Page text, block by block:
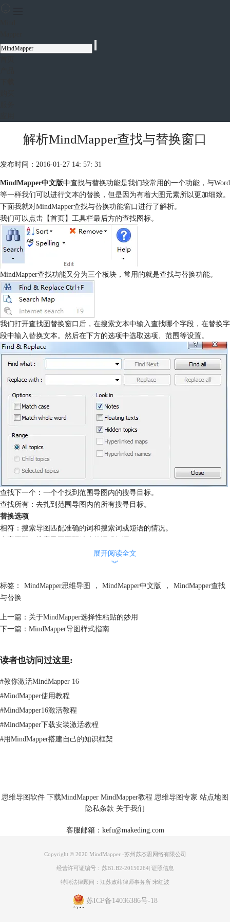
解析MindMapper查找与替换窗口
发布时间：2016-01-27 14: 57: 31
MindMapper中文版中查找与替换功能是我们较常用的一个功能，与Word
等一样我们可以进行文本的替换，但是因为有着大图元素所以更加细致。
下面我就对MindMapper查找与替换功能窗口进行了解析。
我们可以点击【首页】工具栏最后方的查找图标。
MindMapper查找功能又分为三个板块，常用的就是查找与替换功能。
我们打开查找图替换窗口后，在搜索文本中输入查找哪个字段，在替换字
段中输入替换文本。然后在下方的选项中选取选项、范围等设置。
查找下一个：一个个找到范围导图内的搜寻目标。
查找所有：去扎到范围导图内的所有搜寻目标。
替换选项
相符：搜索导图匹配准确的词和搜索词或短语的情况。
全字匹配：搜索导图匹配精确的词或短语。
所有主题：搜索范围包括整个导图。
选定主题：搜索范围仅包括选定范围
包含内容
浮动文本：浮动主题文本搜索。
隐藏的主题：搜索隐藏的主题。
更多MindMapper思维导图软件操作内容，可点击
展开阅读全文
︾
标签： MindMapper思维导图 ， MindMapper中文版 ，
MindMapper查找
与替换
上一篇： 关于MindMapper选择性粘贴的妙用
下一篇： MindMapper导图样式指南
读者也访问过这里:
#教你激活MindMapper 16
#MindMapper使用教程
#MindMapper16激活教程
#MindMapper下载安装激活教程
#用MindMapper搭建自己的知识框架
思维导图软件 下载MindMapper MindMapper教程 思维导图专家 站点地图
隐私条款 关于我们
客服邮箱：kefu@makeding.com
Copyright © 2020 MindMapper -苏州苏杰思网络有限公司
经营许可证编号：苏B1.B2-20150264| 证照信息
特聘法律顾问：江苏政纬律师事务所 宋红波
苏ICP备14036386号-18